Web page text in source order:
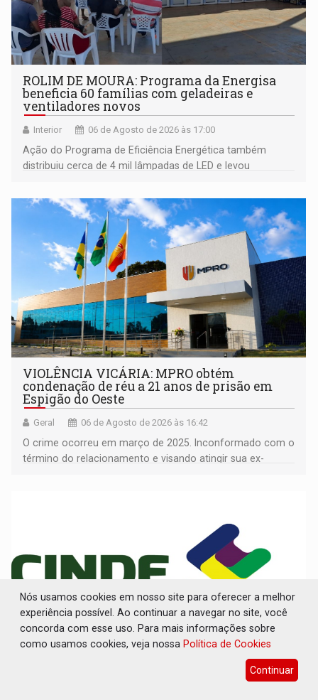
ROLIM DE MOURA: Programa da Energisa
beneficia 60 famílias com geladeiras e
ventiladores novos
Interior 06 de Agosto de 2026 às 17:00
Ação do Programa de Eficiência Energética também
distribuiu cerca de 4 mil lâmpadas de LED e levou
comunidade
VIOLÊNCIA VICÁRIA: MPRO obtém
condenação de réu a 21 anos de prisão em
Espigão do Oeste
Geral 06 de Agosto de 2026 às 16:42
O crime ocorreu em março de 2025. Inconformado com o
término do relacionamento e visando atingir sua ex-
Cinderondônia apresenta indisponibilidade
Nós usamos cookies em nosso site para oferecer a melhor
experiência possível. Ao continuar a navegar no site, você
concorda com esse uso. Para mais informações sobre
como usamos cookies, veja nossa Política de Cookies
Continuar